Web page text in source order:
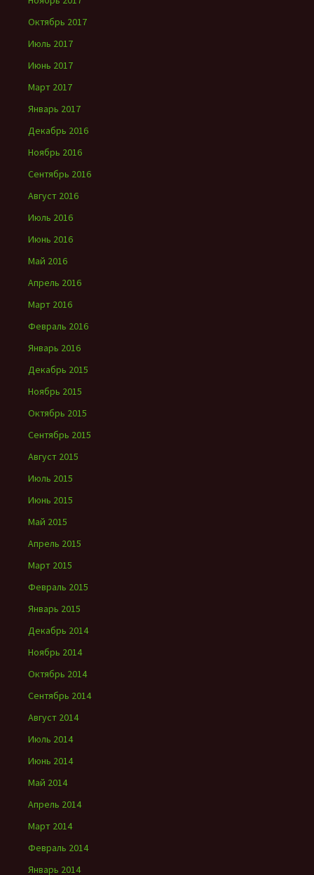
Октябрь 2017
Июль 2017
Июнь 2017
Март 2017
Январь 2017
Декабрь 2016
Ноябрь 2016
Сентябрь 2016
Август 2016
Июль 2016
Июнь 2016
Май 2016
Апрель 2016
Март 2016
Февраль 2016
Январь 2016
Декабрь 2015
Ноябрь 2015
Октябрь 2015
Сентябрь 2015
Август 2015
Июль 2015
Июнь 2015
Май 2015
Апрель 2015
Март 2015
Февраль 2015
Январь 2015
Декабрь 2014
Ноябрь 2014
Октябрь 2014
Сентябрь 2014
Август 2014
Июль 2014
Июнь 2014
Май 2014
Апрель 2014
Март 2014
Февраль 2014
Январь 2014